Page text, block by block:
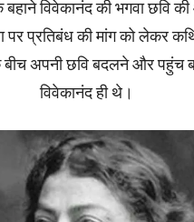
विवेकानंद की भगवा छवि
पर प्रतिबंध की मांग को लेकर
अपनी छवि बदलने और पहुंच
विवेकानंद ही थे।